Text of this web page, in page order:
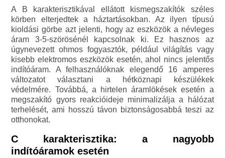
A B karakterisztikával ellátott kismegszakítók széles
körben elterjedtek a háztartásokban. Az ilyen típusú
kioldási görbe azt jelenti, hogy az eszközök a névleges
áram 3-5-szörösénél kapcsolnak ki. Ez hasznos az
úgynevezett ohmos fogyasztók, például világítás vagy
kisebb elektromos eszközök esetén, ahol nincs jelentős
indítóáram. A felhasználóknak elegendő 16 amperes
változatot választani a hétköznapi készülékek
védelmére. Továbbá, a hirtelen áramlökések esetén a
megszakító gyors reakcióideje minimalizálja a hálózat
terhelését, ami hosszú távon biztonságosabbá teszi az
otthonokat.
C karakterisztika: a nagyobb
indítóáramok esetén